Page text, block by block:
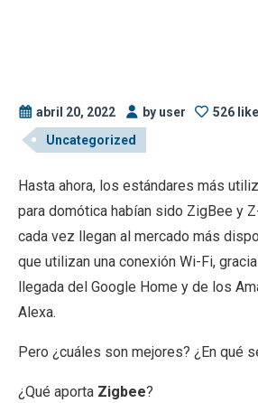
abril 20, 2022 by user
526
Uncategorized
Hasta ahora, los estándares más
para domótica habían sido ZigBee y
cada vez llegan al mercado más
que utilizan una conexión Wi-Fi,
llegada del Google Home y de los
Alexa.
Pero ¿cuáles son mejores? ¿En qué
¿Qué aporta Zigbee?